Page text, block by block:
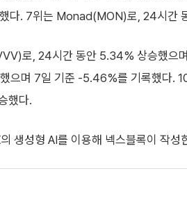
다. 7위는 Monad(MON)로, 24시간
로, 24시간 동안 5.34% 상승했으
으며 7일 기준 -5.46%를 기록했다.
했다.
생성형 AI를 이용해 넥스블록이 작성